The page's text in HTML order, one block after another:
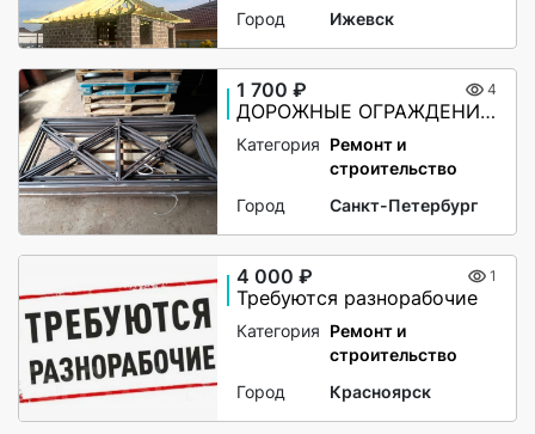
Город
Ижевск
1 700 ₽ 4
ДОРОЖНЫЕ ОГРАЖДЕНИЯ ПО-1
Категория Ремонт и
строительство
Город
Санкт-Петербург
4 000 ₽ 1
Требуются разнорабочие
Категория Ремонт и
строительство
Город
Красноярск